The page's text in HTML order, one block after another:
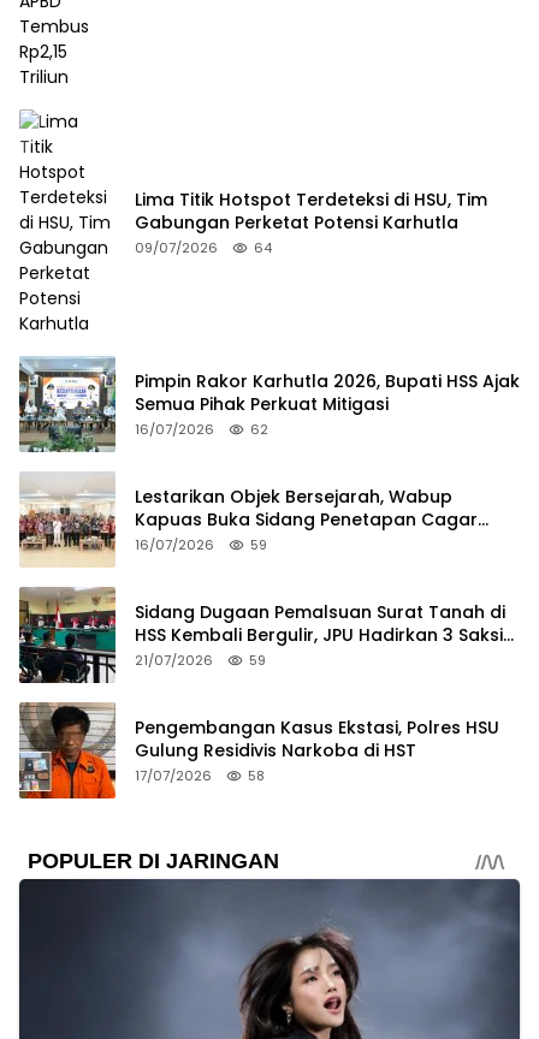
Lima Titik Hotspot Terdeteksi di HSU, Tim
Gabungan Perketat Potensi Karhutla
09/07/2026 64
Pimpin Rakor Karhutla 2026, Bupati HSS Ajak
Semua Pihak Perkuat Mitigasi
16/07/2026 62
Lestarikan Objek Bersejarah, Wabup
Kapuas Buka Sidang Penetapan Cagar
Budaya 2026
16/07/2026 59
Sidang Dugaan Pemalsuan Surat Tanah di
HSS Kembali Bergulir, JPU Hadirkan 3 Saksi
Pelapor
21/07/2026 59
Pengembangan Kasus Ekstasi, Polres HSU
Gulung Residivis Narkoba di HST
17/07/2026 58